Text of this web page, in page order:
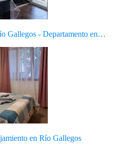
Gallegos - Departamento en…
en Río Gallegos